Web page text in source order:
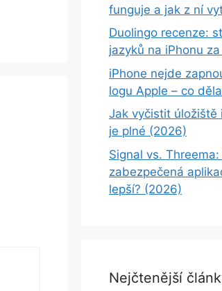
funguje a jak z ní
Duolingo recenze:
jazyků na iPhonu
iPhone nejde
logu Apple – co
Jak vyčistit úložiště
je plné (2026)
Signal vs.
zabezpečená
lepší? (2026)
Nejčtenější